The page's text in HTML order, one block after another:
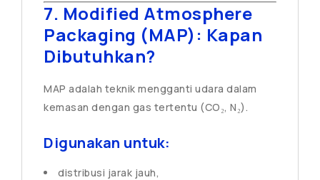
7. Modified Atmosphere
Packaging (MAP): Kapan
Dibutuhkan?
MAP adalah teknik mengganti udara dalam
kemasan dengan gas tertentu (CO₂, N₂).
Digunakan untuk:
distribusi jarak jauh,